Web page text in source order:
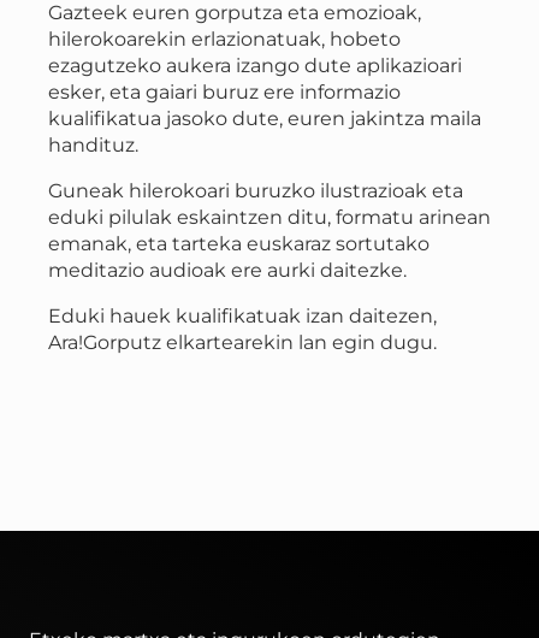
Gazteek euren gorputza eta emozioak,
hilerokoarekin erlazionatuak, hobeto
ezagutzeko aukera izango dute aplikazioari
esker, eta gaiari buruz ere informazio
kualifikatua jasoko dute, euren jakintza maila
handituz.
Guneak hilerokoari buruzko ilustrazioak eta
eduki pilulak eskaintzen ditu, formatu arinean
emanak, eta tarteka euskaraz sortutako
meditazio audioak ere aurki daitezke.
Eduki hauek kualifikatuak izan daitezen,
Ara!Gorputz elkartearekin lan egin dugu.